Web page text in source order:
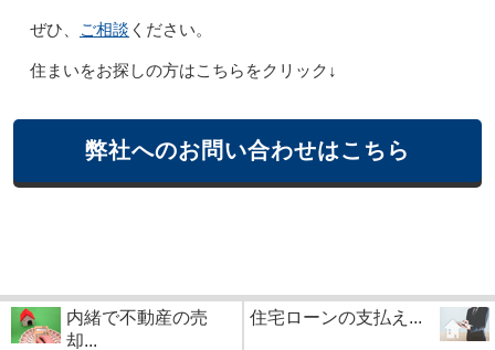
ぜひ、 ご相談 ください。
住まいをお探しの方はこちらをクリック↓
弊社へのお問い合わせはこちら
内緒で不動産の売
却...
住宅ローンの支払え...